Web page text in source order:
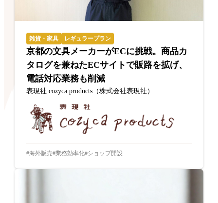
雑貨・家具 レギュラープラン
京都の文具メーカーがECに挑戦。商品カ
タログを兼ねたECサイトで販路を拡げ、
電話対応業務も削減
表現社 cozyca products（株式会社表現社）
海外販売 業務効率化 ショップ開設